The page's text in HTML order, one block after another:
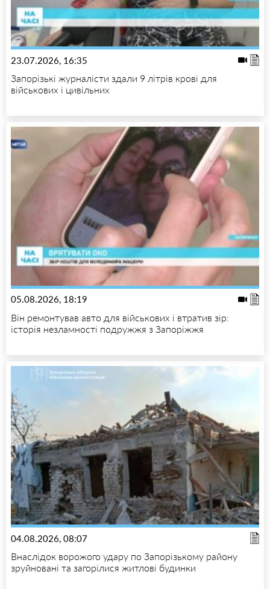
23.07.2026, 16:35
Запорізькі журналісти здали 9 літрів крові для
військових і цивільних
05.08.2026, 18:19
Він ремонтував авто для військових і втратив зір:
історія незламності подружжя з Запоріжжя
04.08.2026, 08:07
Внаслідок ворожого удару по Запорізькому району
зруйновані та загорілися житлові будинки